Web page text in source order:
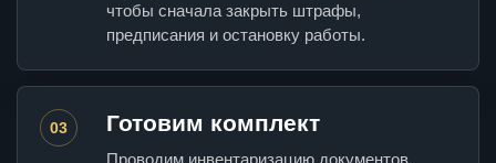
чтобы сначала закрыть штрафы,
предписания и остановку работы.
03 Готовим комплект
Проводим инвентаризацию документов,